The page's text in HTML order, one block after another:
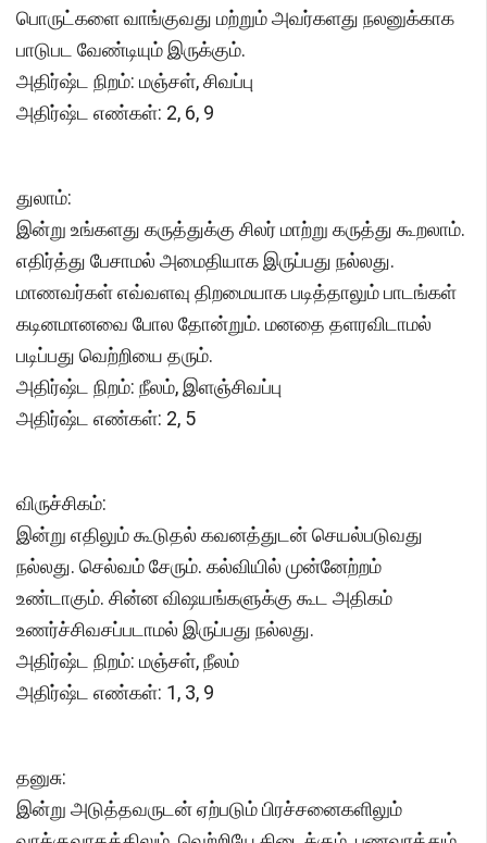
பொருட்களை வாங்குவது மற்றும் அவர்களது நலனுக்காக
பாடுபட வேண்டியும் இருக்கும்.
அதிர்ஷ்ட நிறம்: மஞ்சள், சிவப்பு
அதிர்ஷ்ட எண்கள்: 2, 6, 9
துலாம்:
இன்று உங்களது கருத்துக்கு சிலர் மாற்று கருத்து கூறலாம்.
எதிர்த்து பேசாமல் அமைதியாக இருப்பது நல்லது.
மாணவர்கள் எவ்வளவு திறமையாக படித்தாலும் பாடங்கள்
கடினமானவை போல தோன்றும். மனதை தளரவிடாமல்
படிப்பது வெற்றியை தரும்.
அதிர்ஷ்ட நிறம்: நீலம், இளஞ்சிவப்பு
அதிர்ஷ்ட எண்கள்: 2, 5
விருச்சிகம்:
இன்று எதிலும் கூடுதல் கவனத்துடன் செயல்படுவது
நல்லது. செல்வம் சேரும். கல்வியில் முன்னேற்றம்
உண்டாகும். சின்ன விஷயங்களுக்கு கூட அதிகம்
உணர்ச்சிவசப்படாமல் இருப்பது நல்லது.
அதிர்ஷ்ட நிறம்: மஞ்சள், நீலம்
அதிர்ஷ்ட எண்கள்: 1, 3, 9
தனுசு:
இன்று அடுத்தவருடன் ஏற்படும் பிரச்சனைகளிலும்